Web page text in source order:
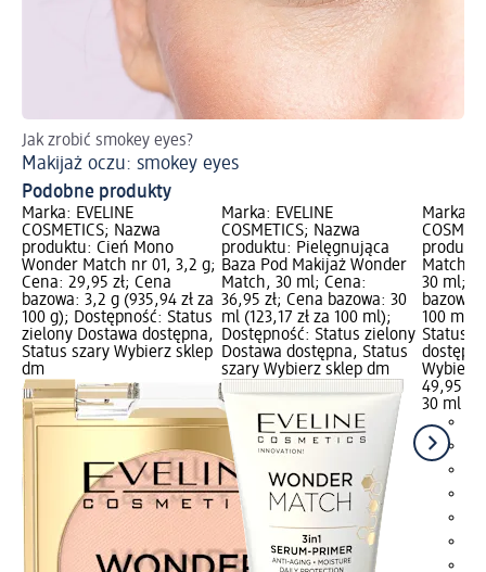
Jak zrobić smokey eyes?
Makijaż oczu: smokey eyes
Podobne produkty
Marka: EVELINE
COSMETICS; Nazwa
produktu: Cień Mono
Wonder Match nr 01, 3,2 g;
Cena: 29,95 zł; Cena
bazowa: 3,2 g (935,94 zł za
100 g); Dostępność: Status
zielony Dostawa dostępna,
Status szary Wybierz sklep
dm
Marka: EVELINE
COSMETICS; Nazwa
produktu: Pielęgnująca
Baza Pod Makijaż Wonder
Match, 30 ml; Cena:
36,95 zł; Cena bazowa: 30
ml (123,17 zł za 100 ml);
Dostępność: Status zielony
Dostawa dostępna, Status
szary Wybierz sklep dm
Marka:
Match
30 ml;
bazowa:
100 ml);
Status
Wybierz
49,95 zł
30 ml